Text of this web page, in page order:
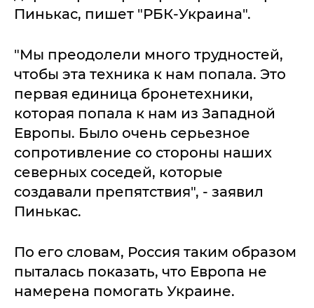
Пинькас, пишет "РБК-Украина".
"Мы преодолели много трудностей,
чтобы эта техника к нам попала. Это
первая единица бронетехники,
которая попала к нам из Западной
Европы. Было очень серьезное
сопротивление со стороны наших
северных соседей, которые
создавали препятствия", - заявил
Пинькас.
По его словам, Россия таким образом
пыталась показать, что Европа не
намерена помогать Украине.